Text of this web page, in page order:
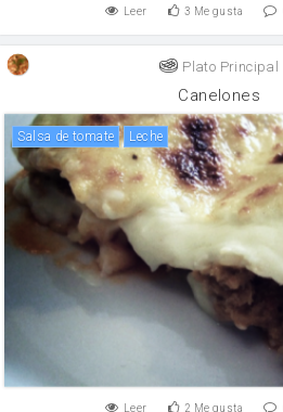
Leer 3 Me gusta
Plato Principal
Canelones
salsa de tomate leche
Leer 2 Me gusta